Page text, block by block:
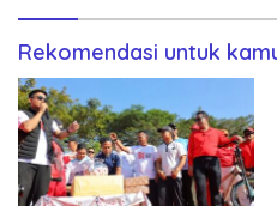
Rekomendasi untuk